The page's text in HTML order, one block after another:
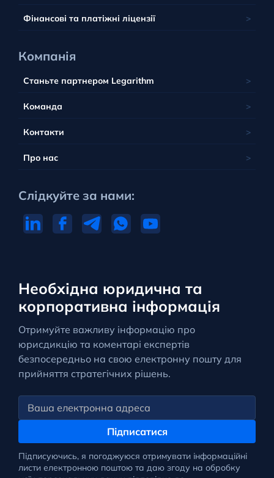
Необхідна юридична та
корпоративна інформація
Отримуйте важливу інформацію про
юрисдикцію та коментарі експертів
безпосередньо на свою електронну пошту для
прийняття стратегічних рішень.
Підписатися
Підписуючись, я погоджуюся отримувати інформаційні
листи електронною поштою та даю згоду на обробку
Фінансові та платіжні ліцензії
Компанія
Станьте партнером Legarithm
Команда
Контакти
Про нас
Слідкуйте за нами: